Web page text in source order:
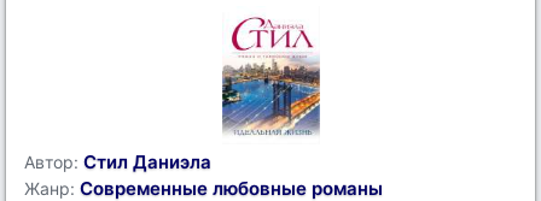
Автор: Стил Даниэла
Жанр: Современные любовные романы